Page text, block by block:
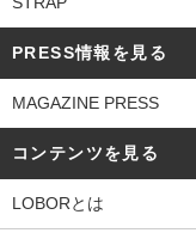
PRESS情報を見る
MAGAZINE PRESS
コンテンツを見る
LOBORとは